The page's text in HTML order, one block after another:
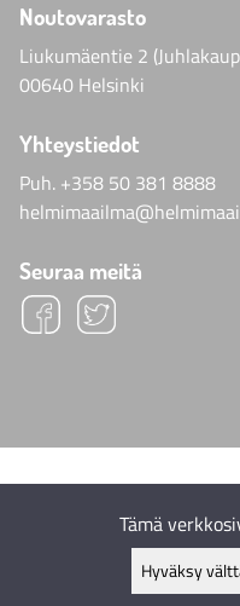
Noutovarasto
Liukumäentie 2
00640 Helsinki
Yhteystiedot
Puh. +358 50 381 8888
Seuraa meitä
Tämä
Hyväksy